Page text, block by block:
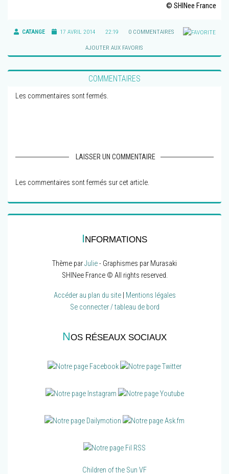
© SHINee France
CATANGE 17 AVRIL 2014 22:19 0 COMMENTAIRES
AJOUTER AUX FAVORIS
COMMENTAIRES
Les commentaires sont fermés.
LAISSER UN COMMENTAIRE
Les commentaires sont fermés sur cet article.
INFORMATIONS
Thème parJulie- Graphismes par Murasaki
SHINee France © All rights reserved.
Accéder au plan du site| Mentions légales
Se connecter / tableau de bord
NOS RÉSEAUX SOCIAUX
Children of the Sun VF